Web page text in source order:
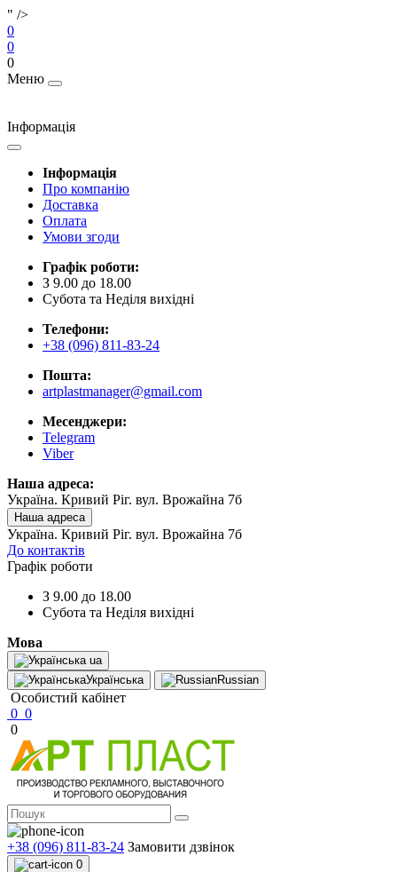
" />
0
0
0
Меню
Інформація
Інформація
Про компанію
Доставка
Оплата
Умови згоди
Графік роботи:
З 9.00 до 18.00
Субота та Неділя вихідні
Телефони:
+38 (096) 811-83-24
Пошта:
artplastmanager@gmail.com
Месенджери:
Telegram
Viber
Наша адреса:
Україна. Кривий Ріг. вул. Врожайна 7б
Наша адреса
Україна. Кривий Ріг. вул. Врожайна 7б
До контактів
Графік роботи
З 9.00 до 18.00
Субота та Неділя вихідні
Мова
ua
Українська
Russian
Особистий кабінет
0 0
0
+38 (096) 811-83-24 Замовити дзвінок
0